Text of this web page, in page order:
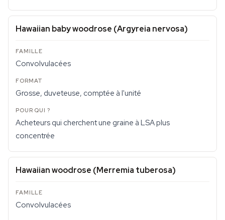
Hawaiian baby woodrose (Argyreia nervosa)
Convolvulacées
Grosse, duveteuse, comptée à l'unité
Acheteurs qui cherchent une graine à LSA plus
concentrée
Hawaiian woodrose (Merremia tuberosa)
Convolvulacées